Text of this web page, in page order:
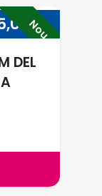
GAUDIM
Nou
€
DEL
GAUDIM